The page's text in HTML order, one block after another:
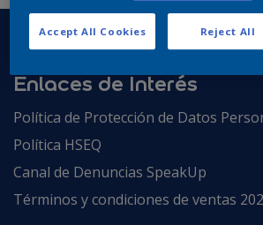
Enlaces de Interés
Política de Protección de Datos
Política HSEQ
Canal de Denuncias SpeakUp
Términos y condiciones de ventas
Reject All
Accept All Cookies